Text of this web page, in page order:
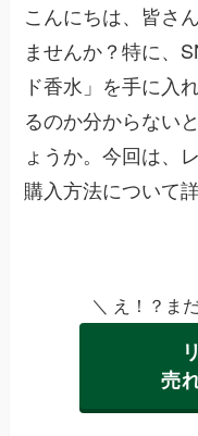
こんにちは、皆さ
ませんか？特に、
ド香水」を手に入
るのか分からない
ょうか。今回は、
購入方法について
＼ え！？ま
売